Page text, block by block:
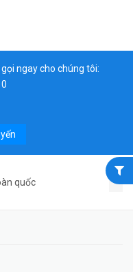
ngay cho chúng tôi:
quốc